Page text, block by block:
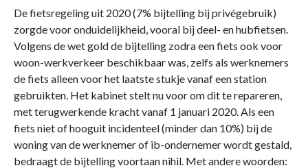
De fietsregeling uit 2020 (7% bijtelling bij privégebruik)
zorgde voor onduidelijkheid, vooral bij deel- en hubfietsen.
Volgens de wet gold de bijtelling zodra een fiets ook voor
woon-werkverkeer beschikbaar was, zelfs als werknemers
de fiets alleen voor het laatste stukje vanaf een station
gebruikten. Het kabinet stelt nu voor om dit te repareren,
met terugwerkende kracht vanaf 1 januari 2020. Als een
fiets niet of hooguit incidenteel (minder dan 10%) bij de
woning van de werknemer of ib-ondernemer wordt gestald,
bedraagt de bijtelling voortaan nihil. Met andere woorden: